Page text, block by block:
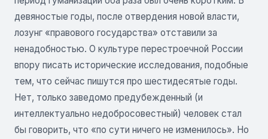
девяностые годы, после отвердения новой власти,
лозунг «правового государства» отставили за
ненадобностью. О культуре перестроечной России
впору писать исторические исследования, подобные
тем, что сейчас пишутся про шестидесятые годы.
Нет, только заведомо предубежденный (и
интеллектуально недобросовестный) человек стал
бы говорить, что «по сути ничего не изменилось». Но